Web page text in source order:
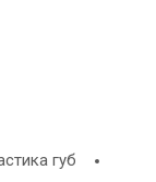
не должен
-сейчас ,
губ